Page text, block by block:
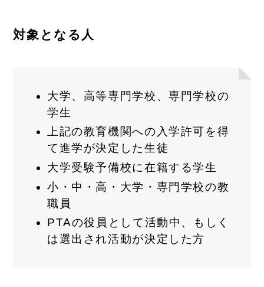
対象となる人
大学、高等専門学校、専門学校の
学生
上記の教育機関への入学許可を得
て進学が決定した生徒
大学受験予備校に在籍する学生
小・中・高・大学・専門学校の教
職員
PTAの役員として活動中、もしく
は選出され活動が決定した方